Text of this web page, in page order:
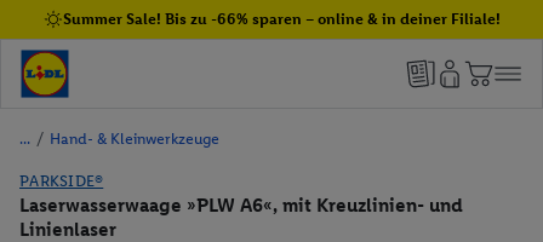
Summer Sale! Bis zu -66% sparen – online & in deiner Filiale!
/ Hand- & Kleinwerkzeuge
PARKSIDE®
Laserwasserwaage »PLW A6«, mit Kreuzlinien- und
Linienlaser